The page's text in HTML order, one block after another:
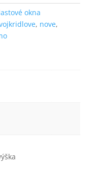
okna
, nove,
základe
spôsobu
používania
webovej
najlepšie. Ak
cookie